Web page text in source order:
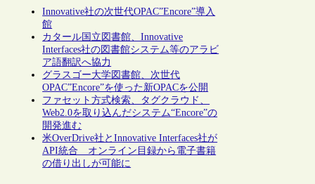
Innovative社の次世代OPAC”Encore”導入
館
カタール国立図書館、Innovative
Interfaces社の図書館システム等のアラビ
ア語翻訳へ協力
グラスゴー大学図書館、次世代
OPAC”Encore”を使った新OPACを公開
ファセット方式検索、タグクラウド、
Web2.0を取り込んだシステム“Encore”の
開発進む
米OverDrive社とInnovative Interfaces社が
API統合 オンライン目録から電子書籍
の借り出しが可能に